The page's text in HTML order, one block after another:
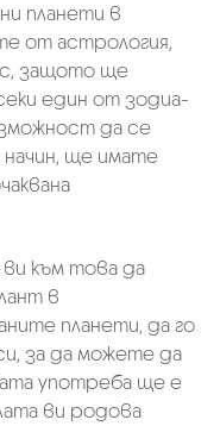
планети в
от астрология,
защото ще
един от зодиа­
да се
начин, ще имате
ви към това да
в
планети, да го
за да можете да
употреба ще е
ви родова